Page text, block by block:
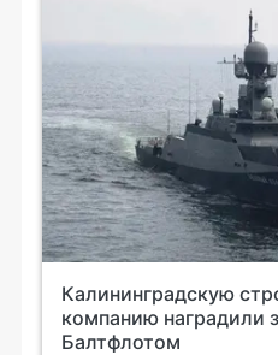
Калининградскую
компанию наградили
Балтфлотом